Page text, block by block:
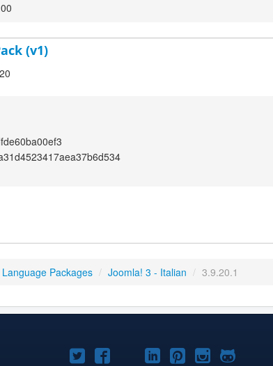
(v1)
Packages / Joomla! 3 - Italian / 3.9.20.1
Joomla!Joomla!Joomla!
Joomla!Joomla!
Joomla!Joomla!